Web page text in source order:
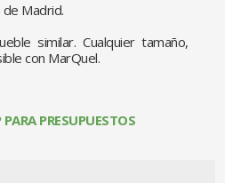
de Madrid.
similar. Cualquier tamaño,
con MarQuel.
PRESUPUESTOS